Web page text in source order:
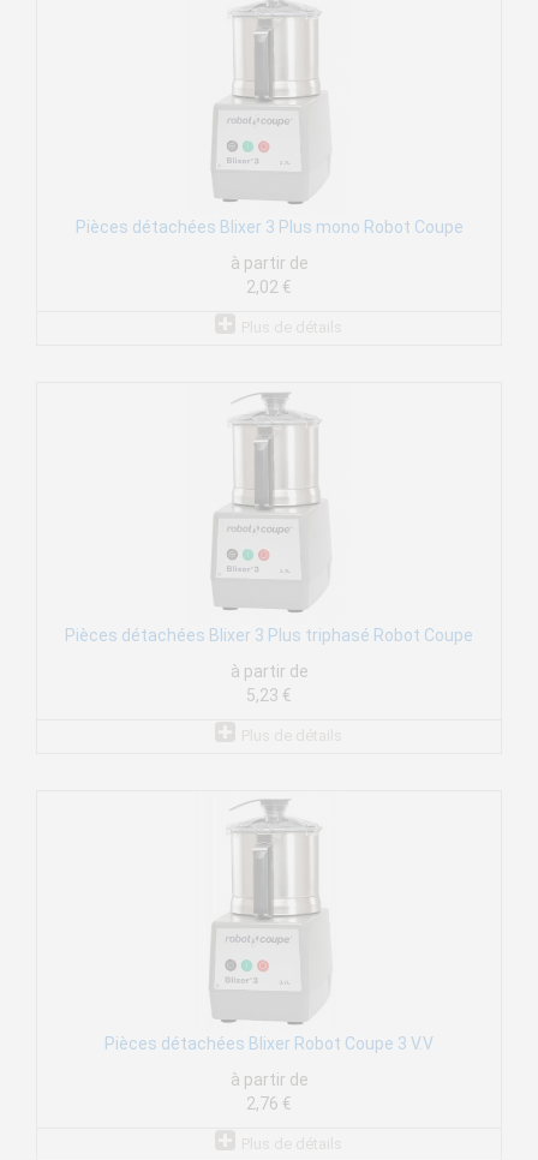
Pièces détachées Blixer 3 Plus mono Robot Coupe
à partir de
2,02 €
Pièces détachées Blixer 3 Plus triphasé Robot Coupe
à partir de
5,23 €
Pièces détachées Blixer Robot Coupe 3 V.V
à partir de
2,76 €